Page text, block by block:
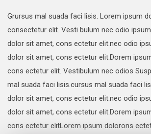
Grursus mal suada faci lisis. Lorem ipsum
consectetur elit. Vesti bulum nec odio
dolor sit amet, cons ectetur elit.nec odio
dolor sit amet, cons ectetur elit.Dorem
cons ectetur elit. Vestibulum nec odios
mal suada faci lisis.cursus mal suada faci
dolor sit amet, cons ectetur elit.nec odio
dolor sit amet, cons ectetur elit.Dorem
cons ectetur elitLorem ipsum dolorons